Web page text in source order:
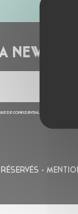
de confidentialité
-